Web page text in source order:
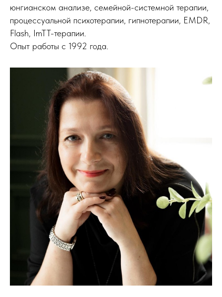
юнгианском анализе, семейной-системной терапии,
процессуальной психотерапии, гипнотерапии, EMDR,
Flash, ImTT-терапии.
Опыт работы с 1992 года.